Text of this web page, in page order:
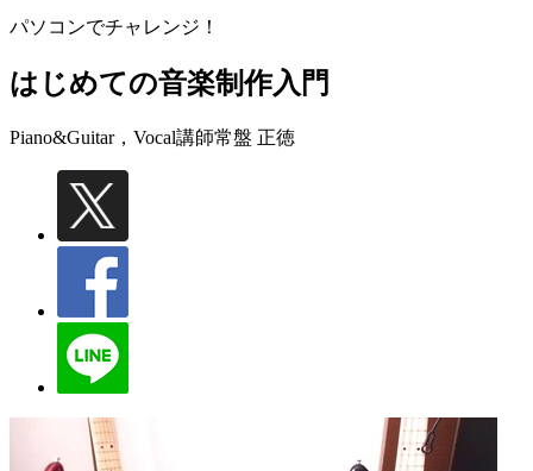
パソコンでチャレンジ！
はじめての音楽制作入門
Piano&Guitar，Vocal講師常盤 正徳